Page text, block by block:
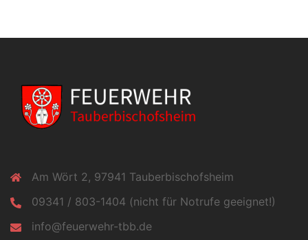
Am Wört 2, 97941 Tauberbischofsheim
09341 / 803-1404 (nicht für Notrufe geeignet!)
info@feuerwehr-tbb.de